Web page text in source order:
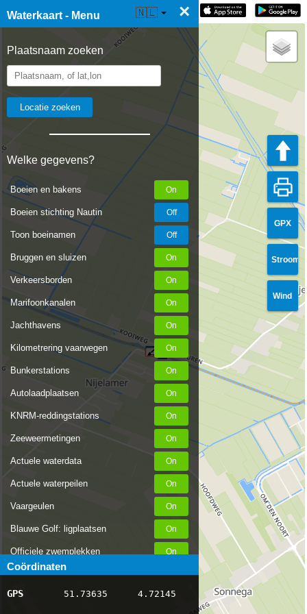
Waterkaart - Menu ×
Plaatsnaam zoeken
Welke gegevens?
Boeien en bakens
Boeien stichting Nautin
Toon boeinamen
Bruggen en sluizen
Verkeersborden
Marifoonkanalen
Jachthavens
Kilometrering vaarwegen
Bunkerstations
Autolaadplaatsen
KNRM-reddingstations
Zeeweermetingen
Actuele waterdata
Actuele waterpeilen
Vaargeulen
Blauwe Golf: ligplaatsen
Officiele zwemplekken
Stremmingen/hinder
AIS scheepsposities
Coördinaten
GPS 51.73635 4.72145
☰ Waterkaart Live 🇳🇱
GPX
Stroom
Wind